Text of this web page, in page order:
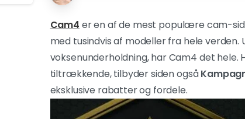
Cam4 er en af de mest populære cam-
med tusindvis af modeller fra hele
voksenunderholdning, har Cam4 det
tiltrækkende, tilbyder siden også
eksklusive rabatter og fordele.